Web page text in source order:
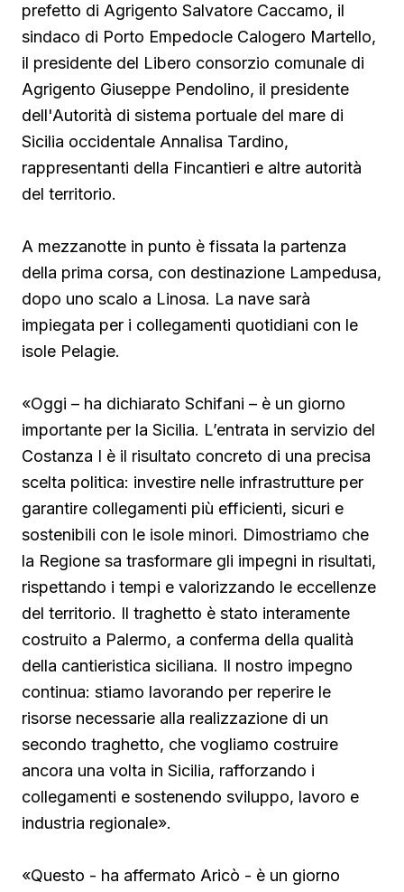
prefetto di Agrigento Salvatore Caccamo, il
sindaco di Porto Empedocle Calogero Martello,
il presidente del Libero consorzio comunale di
Agrigento Giuseppe Pendolino, il presidente
dell'Autorità di sistema portuale del mare di
Sicilia occidentale Annalisa Tardino,
rappresentanti della Fincantieri e altre autorità
del territorio.
A mezzanotte in punto è fissata la partenza
della prima corsa, con destinazione Lampedusa,
dopo uno scalo a Linosa. La nave sarà
impiegata per i collegamenti quotidiani con le
isole Pelagie.
«Oggi – ha dichiarato Schifani – è un giorno
importante per la Sicilia. L’entrata in servizio del
Costanza I è il risultato concreto di una precisa
scelta politica: investire nelle infrastrutture per
garantire collegamenti più efficienti, sicuri e
sostenibili con le isole minori. Dimostriamo che
la Regione sa trasformare gli impegni in risultati,
rispettando i tempi e valorizzando le eccellenze
del territorio. Il traghetto è stato interamente
costruito a Palermo, a conferma della qualità
della cantieristica siciliana. Il nostro impegno
continua: stiamo lavorando per reperire le
risorse necessarie alla realizzazione di un
secondo traghetto, che vogliamo costruire
ancora una volta in Sicilia, rafforzando i
collegamenti e sostenendo sviluppo, lavoro e
industria regionale».
«Questo - ha affermato Aricò - è un giorno